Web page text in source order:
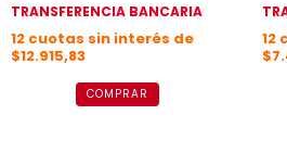
TRANSFERENCIA BANCARIA
12 cuotas sin interés de
$12.915,83
COMPRAR
12